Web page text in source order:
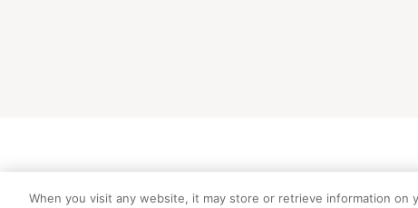
When you visit any website, it may store or retrieve information on